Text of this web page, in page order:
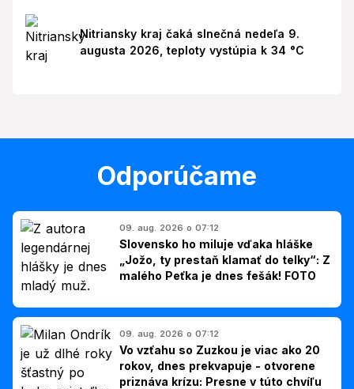
Nitriansky kraj čaká slnečná nedeľa 9.
augusta 2026, teploty vystúpia k 34 °C
Odporúčame
09. aug. 2026 o 07:12
Slovensko ho miluje vďaka hláške
„Jožo, ty prestaň klamať do telky“: Z
malého Peťka je dnes fešák! FOTO
09. aug. 2026 o 07:12
Vo vzťahu so Zuzkou je viac ako 20
rokov, dnes prekvapuje - otvorene
priznáva krízu: Presne v túto chvíľu